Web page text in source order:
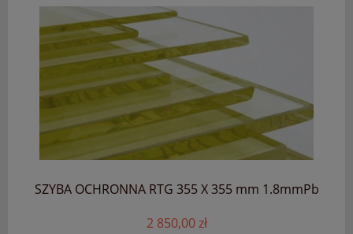
SZYBA OCHRONNA RTG 355 X 355 mm 1.8mmPb
2 850,00 zł